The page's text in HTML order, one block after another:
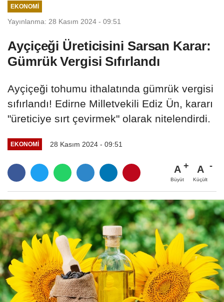
EKONOMI
Yayınlanma: 28 Kasım 2024 - 09:51
Ayçiçeği Üreticisini Sarsan Karar:
Gümrük Vergisi Sıfırlandı
Ayçiçeği tohumu ithalatında gümrük vergisi
sıfırlandı! Edirne Milletvekili Ediz Ün, kararı
"üreticiye sırt çevirmek" olarak nitelendirdi.
EKONOMI 28 Kasım 2024 - 09:51
A
Büyüt
A
Küçült